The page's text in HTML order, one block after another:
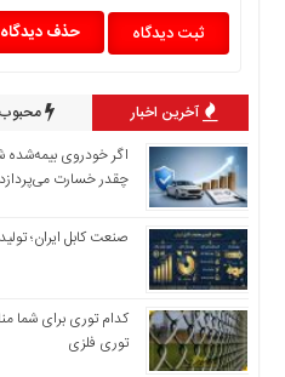
اصلی
اخبار
اقتصادی
اخبار
ایران
اخبار
اخبار
اقتصادی
حذف دیدگاه
آخرین اخبار
اگر خودروی بیمه‌شده
چقدر خسارت
صنعت کابل ایران؛
کدام توری برای شما
توری فلزی